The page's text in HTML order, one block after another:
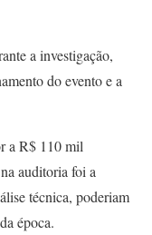
a investigação,
do evento e a
a R$ 110 mil
auditoria foi a
técnica, poderiam
época.